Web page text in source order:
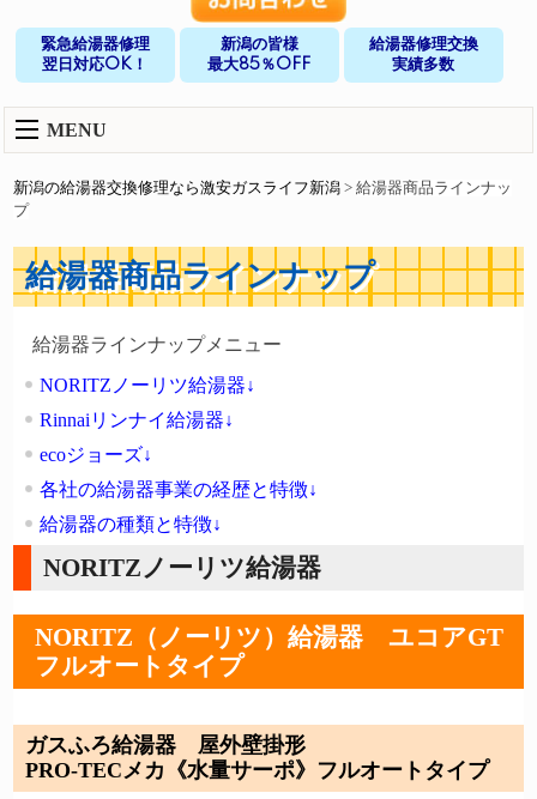
緊急給湯器修理
翌日対応OK！
新潟の皆様
最大85％OFF
給湯器修理交換
実績多数
MENU
新潟の給湯器交換修理なら激安ガスライフ新潟 >給湯器商品ラインナッ
プ
給湯器商品ラインナップ
給湯器ラインナップメニュー
NORITZノーリツ給湯器↓
Rinnaiリンナイ給湯器↓
ecoジョーズ↓
各社の給湯器事業の経歴と特徴↓
給湯器の種類と特徴↓
NORITZノーリツ給湯器
NORITZ（ノーリツ）給湯器 ユコアGT
フルオートタイプ
ガスふろ給湯器 屋外壁掛形
PRO-TECメカ《水量サーポ》フルオートタイプ